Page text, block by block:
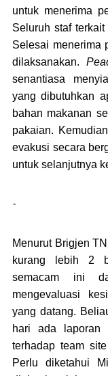
untuk menerima
Seluruh staf
Selesai menerima
dilaksanakan.
senantiasa
yang dibutuhkan
bahan makanan
pakaian.
evakusi secara
untuk selanjutnya
-
Menurut Brigjen
kurang lebih 2
semacam ini
mengevaluasi
yang datang.
hari ada laporan
terhadap team
Perlu diketahui